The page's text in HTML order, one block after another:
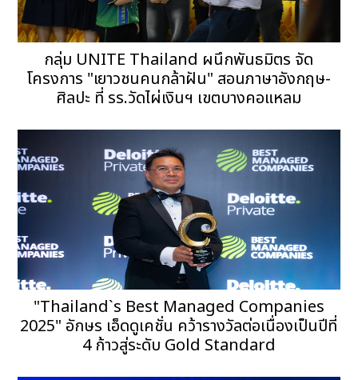
กลุ่ม UNITE Thailand ผนึกพันธมิตร จัด
โครงการ "เยาวชนคนกล้าฝัน" สอนภาษาอังกฤษ-
ศิลปะ ที่ รร.วัดไผ่เงินฯ เขตบางคอแหลม
"Thailand`s Best Managed Companies
2025" อักษร เอ็ดดูเคชั่น คว้ารางวัลต่อเนื่องเป็นปีที่
4 ก้าวสู่ระดับ Gold Standard